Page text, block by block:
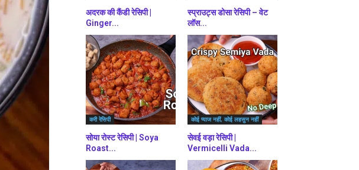
अदरक की कैंडी रेसिपी |
Ginger...
स्प्राउट्स डोसा रेसिपी – वेट
लॉस...
करी रेसिपी
सोया रोस्ट रेसिपी | Soya
Roast...
कोई प्याज नहीं, कोई लहसुन नहीं
सेवई वड़ा रेसिपी |
Vermicelli Vada...